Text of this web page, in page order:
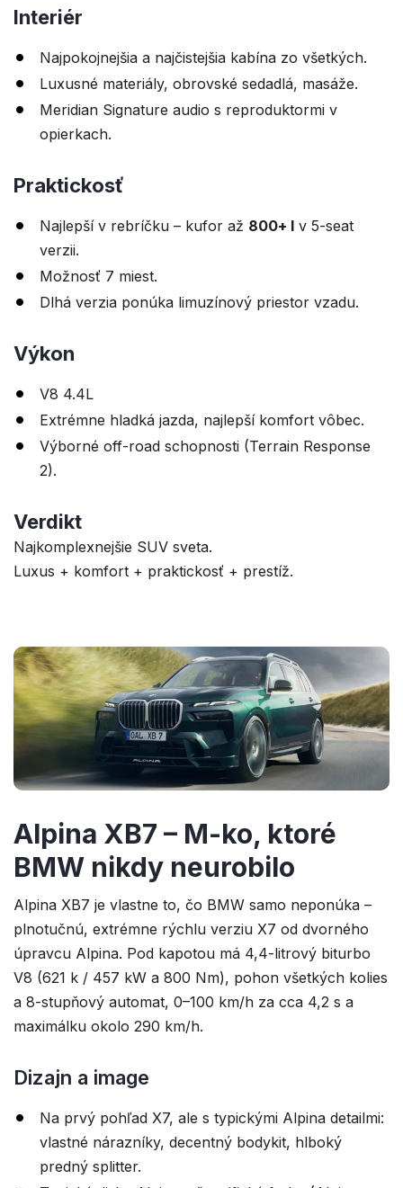
Interiér
Najpokojnejšia a najčistejšia kabína zo všetkých.
Luxusné materiály, obrovské sedadlá, masáže.
Meridian Signature audio s reproduktormi v
opierkach.
Praktickosť
Najlepší v rebríčku – kufor až 800+ l v 5-seat
verzii.
Možnosť 7 miest.
Dlhá verzia ponúka limuzínový priestor vzadu.
Výkon
V8 4.4L
Extrémne hladká jazda, najlepší komfort vôbec.
Výborné off-road schopnosti (Terrain Response
2).
Verdikt
Najkomplexnejšie SUV sveta.
Luxus + komfort + praktickosť + prestíž.
Alpina XB7 – M-ko, ktoré
BMW nikdy neurobilo
Alpina XB7 je vlastne to, čo BMW samo neponúka –
plnotučnú, extrémne rýchlu verziu X7 od dvorného
úpravcu Alpina. Pod kapotou má 4,4-litrový biturbo
V8 (621 k / 457 kW a 800 Nm), pohon všetkých kolies
a 8-stupňový automat, 0–100 km/h za cca 4,2 s a
maximálku okolo 290 km/h.
Dizajn a image
Na prvý pohľad X7, ale s typickými Alpina detailmi:
vlastné nárazníky, decentný bodykit, hlboký
predný splitter.